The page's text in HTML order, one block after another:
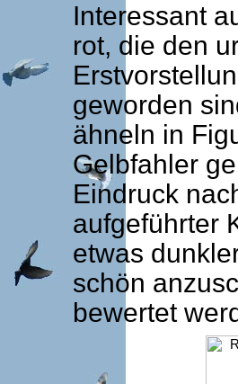
Interessant
rot, die den
geworden
ähneln in
Gelbfahler
Eindruck
aufgeführter
etwas
schön
bewertet